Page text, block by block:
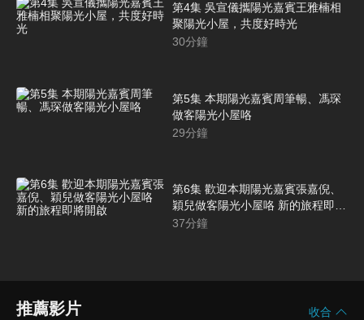
第4集 吳宣儀攜陽光嘉賓王雅楠相
聚陽光小屋，共度好時光
30分鐘
第5集 本期陽光嘉賓周筆暢、馮琛
做客陽光小屋咯
29分鐘
第6集 歡迎本期陽光嘉賓張嘉倪、
穎兒做客陽光小屋咯 新的旅程即將
開啟
37分鐘
推薦影片 收合